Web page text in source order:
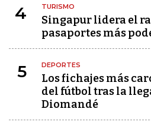
4 TURISMO
Singapur lidera el
pasaportes más
5 DEPORTES
Los fichajes más
del fútbol tras la
Diomandé